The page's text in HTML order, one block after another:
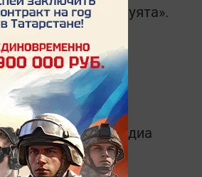
өмет уята».
каналеТатмедиа